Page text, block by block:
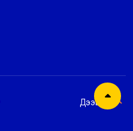
Дээшээ